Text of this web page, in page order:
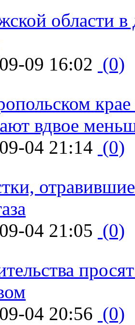
области в
09 16:02 (0)
вдвое
04 21:14 (0)
04 21:05 (0)
04 20:56 (0)